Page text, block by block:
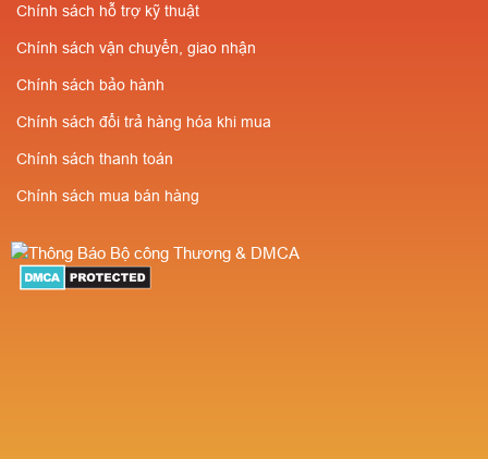
Chính sách hỗ trợ kỹ thuật
Chính sách vận chuyển, giao nhận
Chính sách bảo hành
Chính sách đổi trả hàng hóa khi mua
Chính sách thanh toán
Chính sách mua bán hàng